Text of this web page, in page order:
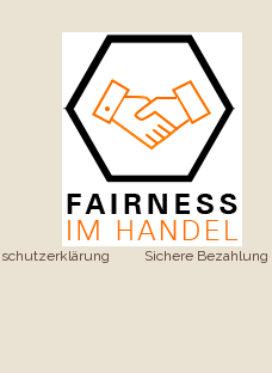
Sichere Bezahlung